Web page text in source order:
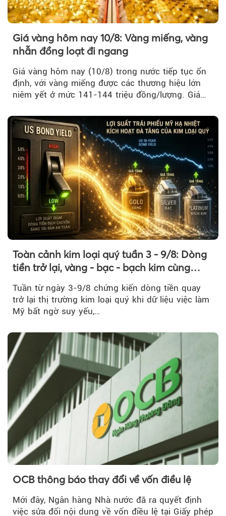
Giá vàng hôm nay 10/8: Vàng miếng, vàng
nhẫn đồng loạt đi ngang
Giá vàng hôm nay (10/8) trong nước tiếp tục ổn
định, với vàng miếng được các thương hiệu lớn
niêm yết ở mức 141-144 triệu đồng/lượng. Giá
kể so với phiên trước.
Toàn cảnh kim loại quý tuần 3 - 9/8: Dòng
tiền trở lại, vàng - bạc - bạch kim cùng
tăng tốc
Tuần từ ngày 3-9/8 chứng kiến dòng tiền quay
trở lại thị trường kim loại quý khi dữ liệu việc làm
Mỹ bất ngờ suy yếu,…
OCB thông báo thay đổi về vốn điều lệ
Mới đây, Ngân hàng Nhà nước đã ra quyết định
việc sửa đổi nội dung về vốn điều lệ tại Giấy phép